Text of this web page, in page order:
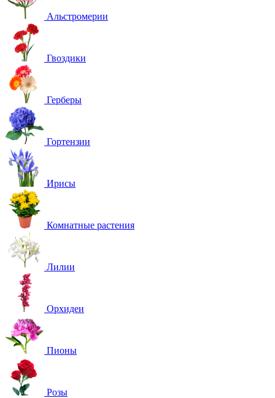
Альстромерии
Гвоздики
Герберы
Гортензии
Ирисы
Комнатные растения
Лилии
Орхидеи
Пионы
Розы